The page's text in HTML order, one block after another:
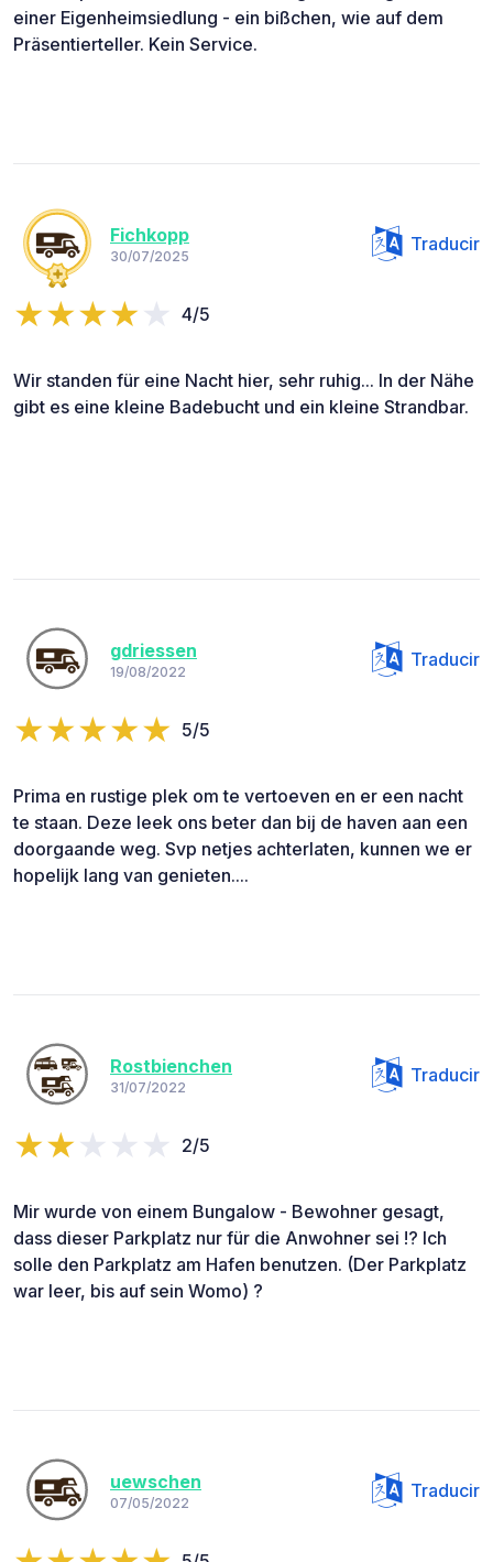
einer Eigenheimsiedlung - ein bißchen, wie auf dem
Präsentierteller. Kein Service.
Fichkopp
30/07/2025
Traducir
4/5
Wir standen für eine Nacht hier, sehr ruhig... In der Nähe
gibt es eine kleine Badebucht und ein kleine Strandbar.
gdriessen
19/08/2022
Traducir
5/5
Prima en rustige plek om te vertoeven en er een nacht
te staan. Deze leek ons beter dan bij de haven aan een
doorgaande weg. Svp netjes achterlaten, kunnen we er
hopelijk lang van genieten....
Rostbienchen
31/07/2022
Traducir
2/5
Mir wurde von einem Bungalow - Bewohner gesagt,
dass dieser Parkplatz nur für die Anwohner sei !? Ich
solle den Parkplatz am Hafen benutzen. (Der Parkplatz
war leer, bis auf sein Womo) ?
uewschen
07/05/2022
Traducir